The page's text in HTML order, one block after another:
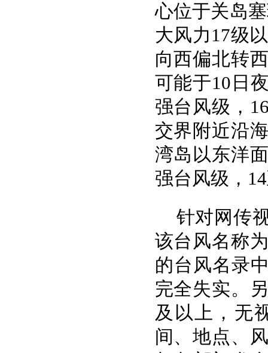
心位于关岛
大风力17级
向西偏北转
可能于10日
强台风级，
交界附近沿
湾岛以东洋
强台风级，
针对网传
该台风名称
的台风名录
完全失实。
及以上，无
间、地点、